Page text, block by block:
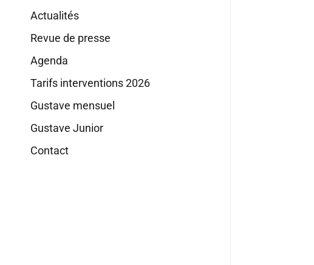
Actualités
Revue de presse
Agenda
Tarifs interventions 2026
Gustave mensuel
Gustave Junior
Contact